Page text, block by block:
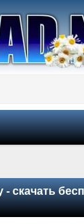
скачать